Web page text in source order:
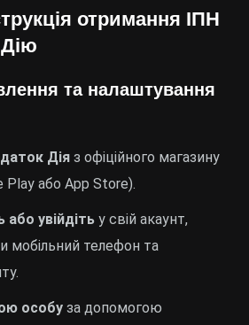
отримання ІПН
та налаштування
Дія з офіційного магазину
Play або App Store).
або увійдіть у свій акаунт,
мобільний телефон та
особу за допомогою